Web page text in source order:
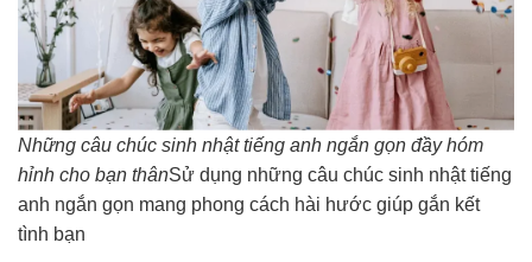
Những câu chúc sinh nhật tiếng anh ngắn gọn đầy hóm
hỉnh cho bạn thânSử dụng những câu chúc sinh nhật tiếng
anh ngắn gọn mang phong cách hài hước giúp gắn kết
tình bạn